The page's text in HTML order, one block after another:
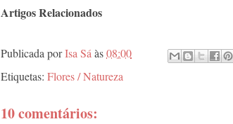
Artigos Relacionados
Publicada porIsa Sá às08:00
Etiquetas: Flores / Natureza
10 comentários: